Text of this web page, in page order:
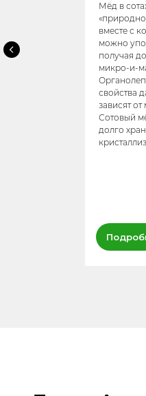
Мёд в
вместе с
можно
получая
микро-и-
свойства
зависят от
Сотовый
долго